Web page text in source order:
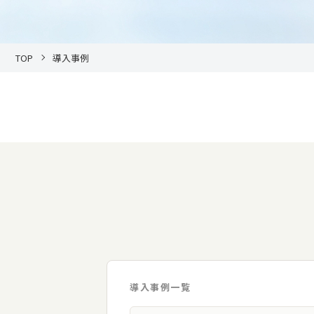
TOP 導入事例
導入事例一覧